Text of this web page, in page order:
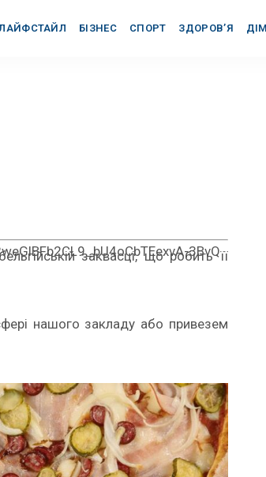
БІЗНЕС СПОРТ ЗДОРОВ’Я
3BvQ
заквасці, що робить її
нашого закладу або привезем